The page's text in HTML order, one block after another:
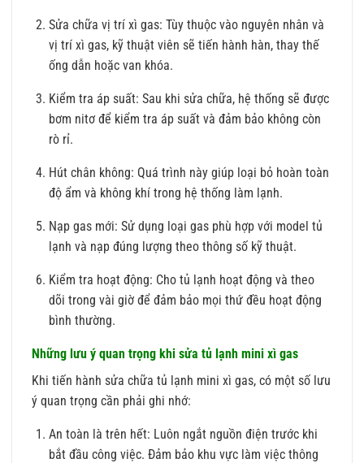
Sửa chữa vị trí xì gas: Tùy thuộc vào nguyên nhân và
vị trí xì gas, kỹ thuật viên sẽ tiến hành hàn, thay thế
ống dẫn hoặc van khóa.
Kiểm tra áp suất: Sau khi sửa chữa, hệ thống sẽ được
bơm nitơ để kiểm tra áp suất và đảm bảo không còn
rò rỉ.
Hút chân không: Quá trình này giúp loại bỏ hoàn toàn
độ ẩm và không khí trong hệ thống làm lạnh.
Nạp gas mới: Sử dụng loại gas phù hợp với model tủ
lạnh và nạp đúng lượng theo thông số kỹ thuật.
Kiểm tra hoạt động: Cho tủ lạnh hoạt động và theo
dõi trong vài giờ để đảm bảo mọi thứ đều hoạt động
bình thường.
Những lưu ý quan trọng khi sửa tủ lạnh mini xì gas
Khi tiến hành sửa chữa tủ lạnh mini xì gas, có một số lưu
ý quan trọng cần phải ghi nhớ:
An toàn là trên hết: Luôn ngắt nguồn điện trước khi
bắt đầu công việc. Đảm bảo khu vực làm việc thông